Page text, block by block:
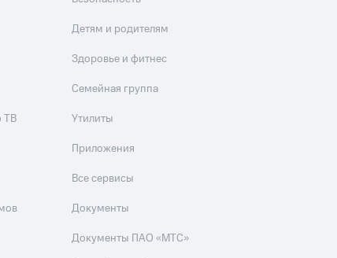
ТВ
Детям и родителям
Здоровье и фитнес
Семейная группа
Утилиты
Приложения
Все сервисы
Документы
Документы ПАО «МТС»